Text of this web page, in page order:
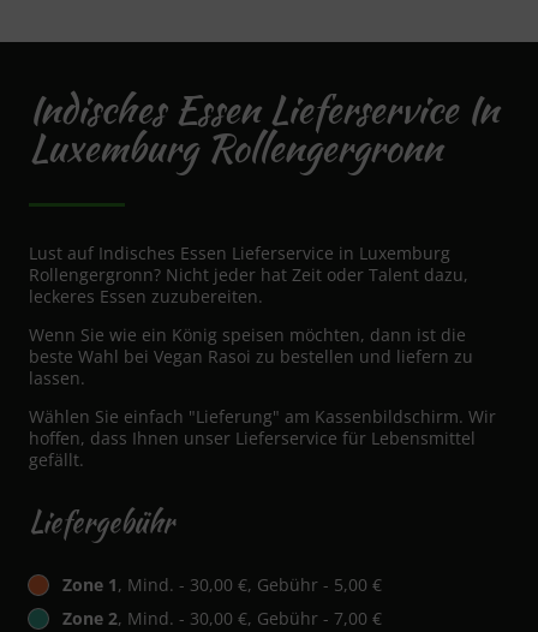
Indisches Essen Lieferservice In
Luxemburg Rollengergronn
Lust auf Indisches Essen Lieferservice in Luxemburg
Rollengergronn? Nicht jeder hat Zeit oder Talent dazu,
leckeres Essen zuzubereiten.
Wenn Sie wie ein König speisen möchten, dann ist die
beste Wahl bei Vegan Rasoi zu bestellen und liefern zu
lassen.
Wählen Sie einfach "Lieferung" am Kassenbildschirm. Wir
hoffen, dass Ihnen unser Lieferservice für Lebensmittel
gefällt.
Liefergebühr
Zone 1, Mind. - 30,00 €, Gebühr - 5,00 €
Zone 2, Mind. - 30,00 €, Gebühr - 7,00 €